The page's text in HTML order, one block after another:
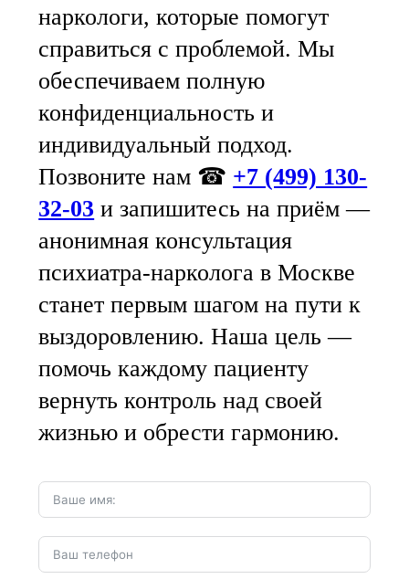
наркологи, которые помогут
справиться с проблемой. Мы
обеспечиваем полную
конфиденциальность и
индивидуальный подход.
Позвоните нам ☎ +7 (499) 130-
32-03 и запишитесь на приём —
анонимная консультация
психиатра-нарколога в Москве
станет первым шагом на пути к
выздоровлению. Наша цель —
помочь каждому пациенту
вернуть контроль над своей
жизнью и обрести гармонию.